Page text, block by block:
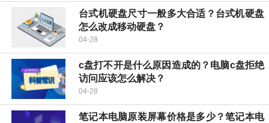
台式机硬盘尺寸一般多大合适？台式机硬盘
怎么改成移动硬盘？
04-28
c盘打不开是什么原因造成的？电脑c盘拒绝
访问应该怎么解决？
04-28
笔记本电脑原装屏幕价格是多少？笔记本电